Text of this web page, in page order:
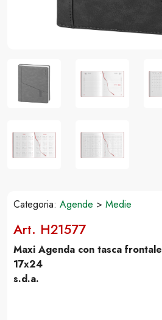
Categoria: Agende > Medie
Art. H21577
Maxi Agenda con tasca frontale
17x24
s.d.a.